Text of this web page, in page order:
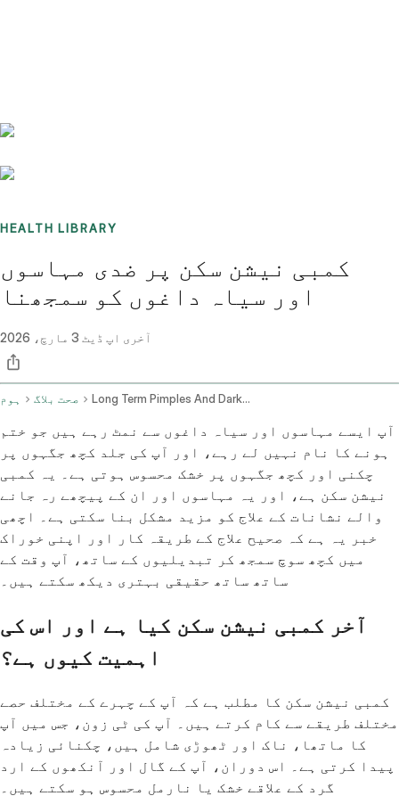
HEALTH LIBRARY
کمبی نیشن سکن پر ضدی مہاسوں
اور سیاہ داغوں کو سمجھنا
آخری اپ ڈیٹ 3 مارچ، 2026
ہوم صحت بلاگ Long Term Pimples And Dark Spots On Combination Skin Treatment And Diet
آپ ایسے مہاسوں اور سیاہ داغوں سے نمٹ رہے ہیں جو ختم
ہونے کا نام نہیں لے رہے، اور آپ کی جلد کچھ جگہوں پر
چکنی اور کچھ جگہوں پر خشک محسوس ہوتی ہے۔ یہ کمبی
نیشن سکن ہے، اور یہ مہاسوں اور ان کے پیچھے رہ جانے
والے نشانات کے علاج کو مزید مشکل بنا سکتی ہے۔ اچھی
خبر یہ ہے کہ صحیح علاج کے طریقہ کار اور اپنی خوراک
میں کچھ سوچ سمجھ کر تبدیلیوں کے ساتھ، آپ وقت کے
ساتھ ساتھ حقیقی بہتری دیکھ سکتے ہیں۔
آخر کمبی نیشن سکن کیا ہے اور اس کی
اہمیت کیوں ہے؟
کمبی نیشن سکن کا مطلب ہے کہ آپ کے چہرے کے مختلف حصے
مختلف طریقے سے کام کرتے ہیں۔ آپ کی ٹی زون، جس میں آپ
کا ماتھا، ناک اور ٹھوڑی شامل ہیں، چکنائی زیادہ
پیدا کرتی ہے۔ اس دوران، آپ کے گال اور آنکھوں کے ارد
گرد کے علاقے خشک یا نارمل محسوس ہو سکتے ہیں۔